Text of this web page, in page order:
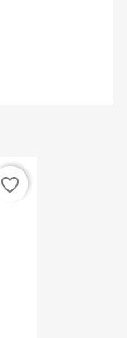
favorite_border